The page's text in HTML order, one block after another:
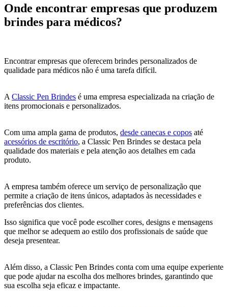
Onde encontrar empresas que produzem
brindes para médicos?
Encontrar empresas que oferecem brindes personalizados de
qualidade para médicos não é uma tarefa difícil.
A Classic Pen Brindes é uma empresa especializada na criação de
itens promocionais e personalizados.
Com uma ampla gama de produtos, desde canecas e copos até
acessórios de escritório, a Classic Pen Brindes se destaca pela
qualidade dos materiais e pela atenção aos detalhes em cada
produto.
A empresa também oferece um serviço de personalização que
permite a criação de itens únicos, adaptados às necessidades e
preferências dos clientes.
Isso significa que você pode escolher cores, designs e mensagens
que melhor se adequem ao estilo dos profissionais de saúde que
deseja presentear.
Além disso, a Classic Pen Brindes conta com uma equipe experiente
que pode ajudar na escolha dos melhores brindes, garantindo que
sua escolha seja eficaz e impactante.